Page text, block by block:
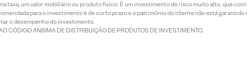
taxa, um valor mobiliário ou produto físico. É um investimento de risco muito alto, que
para o investimento é de curto prazo e o patrimônio do cliente não está
o desempenho do investimento.
CÓDIGO ANBIMA DE DISTRIBUIÇÃO DE PRODUTOS DE INVESTIMENTO.